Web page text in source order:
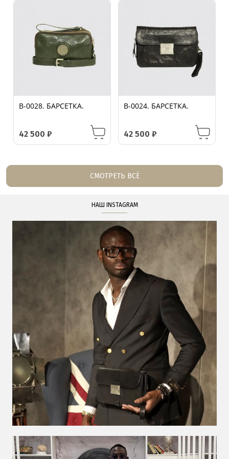
B-0028. БАРСЕТКА.
42 500₽
B-0024. БАРСЕТКА.
42 500 ₽
СМОТРЕТЬ ВСЁ
НАШ INSTAGRAM